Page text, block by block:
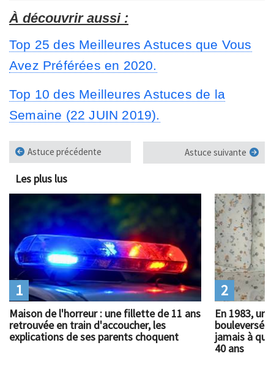
À découvrir aussi :
Top 25 des Meilleures Astuces que Vous
Avez Préférées en 2020.
Top 10 des Meilleures Astuces de la
Semaine (22 JUIN 2019).
Astuce précédente Astuce suivante
Les plus lus
Maison de l'horreur : une fillette de 11 ans
retrouvée en train d'accoucher, les
explications de ses parents choquent
1
En 1983, un
bouleversé
jamais à
40 ans
2